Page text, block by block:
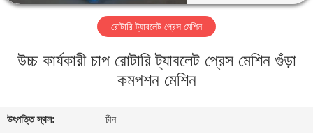
কারখানা
রোটারি ট্যাবলেট প্রেস মেশিন
উচ্চ কার্যকারী চাপ রোটারি ট্যাবলেট প্রেস মেশিন গুঁড়া
কমপশন মেশিন
উৎপত্তি স্থল: চীন